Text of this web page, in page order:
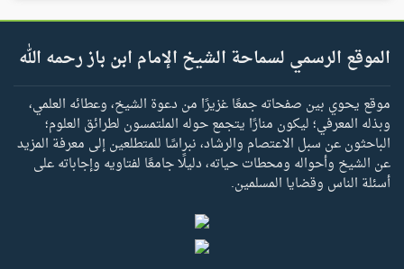
الموقع الرسمي لسماحة الشيخ الإمام ابن باز رحمه الله
موقع يحوي بين صفحاته جمعًا غزيرًا من دعوة الشيخ، وعطائه العلمي،
وبذله المعرفي؛ ليكون منارًا يتجمع حوله الملتمسون لطرائق العلوم؛
الباحثون عن سبل الاعتصام والرشاد، نبراسًا للمتطلعين إلى معرفة المزيد
عن الشيخ وأحواله ومحطات حياته، دليلًا جامعًا لفتاويه وإجاباته على
أسئلة الناس وقضايا المسلمين.